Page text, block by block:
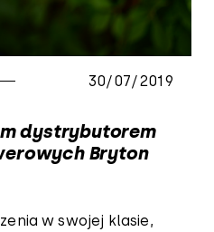
30/07/2019
dystrybutorem
Bryton
w swojej klasie,